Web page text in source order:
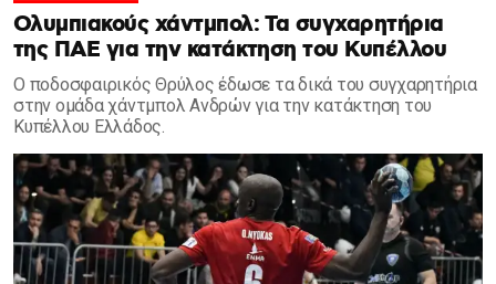
Ολυμπιακούς χάντμπολ: Τα συγχαρητήρια
της ΠΑΕ για την κατάκτηση του Κυπέλλου
Ο ποδοσφαιρικός Θρύλος έδωσε τα δικά του συγχαρητήρια
στην ομάδα χάντμπολ Ανδρών για την κατάκτηση του
Κυπέλλου Ελλάδος.